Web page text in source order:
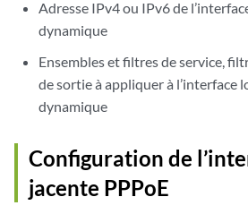
Adresse IPv4 ou IPv6 de
dynamique
Ensembles et filtres de service,
de sortie à appliquer à l’interface
dynamique
Configuration de
jacente PPPoE